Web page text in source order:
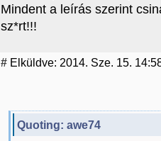
Mindent a leírás szerint
sz*rt!!!
# Elküldve: 2014. Sze. 15.
Quoting: awe74